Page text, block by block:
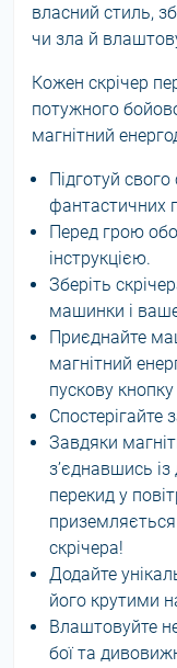
власний стиль,
чи зла й
Кожен скрічер
потужного
магнітний
Підготуй
фантастичних
Перед грою
інструкцією.
Зберіть
машинки і
Приєднайте
магнітний
пускову
Спостерігайте
Завдяки
з’єднавшись
перекид у
скрічера!
Додайте
його крутими
Влаштовуйте
бої та